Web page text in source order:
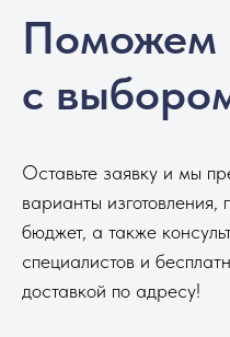
Поможем
с
Оставьте заявку и мы
варианты
бюджет, а также
специалистов и
доставкой по адресу!